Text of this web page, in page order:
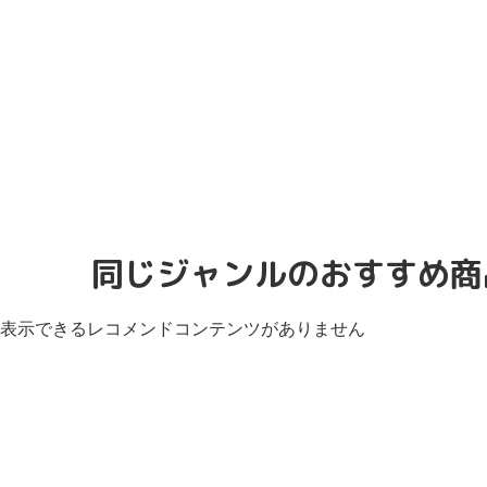
同じジャンルのおすすめ
表示できるレコメンドコンテンツがありません